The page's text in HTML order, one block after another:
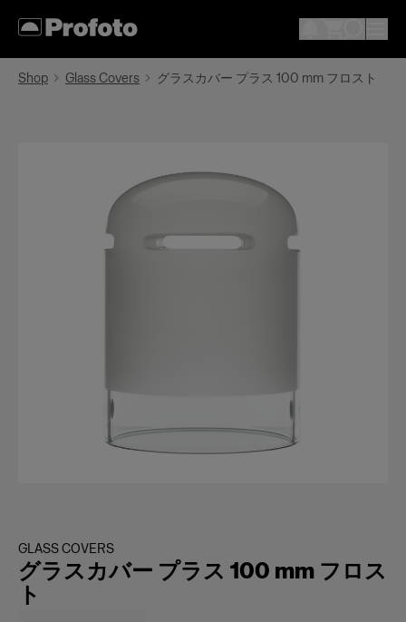
Shop Glass Covers グラスカバー プラス 100 mm フロスト
GLASS COVERS
グラスカバー プラス 100 mm フロス
ト